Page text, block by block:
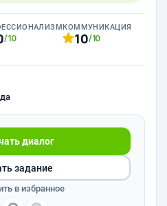
/10
КОММУНИКАЦИЯ
10/10
диалог
задание
в избранное